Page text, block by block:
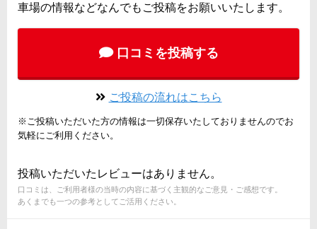
車場の情報などなんでもご投稿をお願いいたします。
口コミを投稿する
ご投稿の流れはこちら
※ご投稿いただいた方の情報は一切保存いたしておりませんのでお
気軽にご利用ください。
投稿いただいたレビューはありません。
口コミは、ご利用者様の当時の内容に基づく主観的なご意見・ご感想です。
あくまでも一つの参考としてご活用ください。